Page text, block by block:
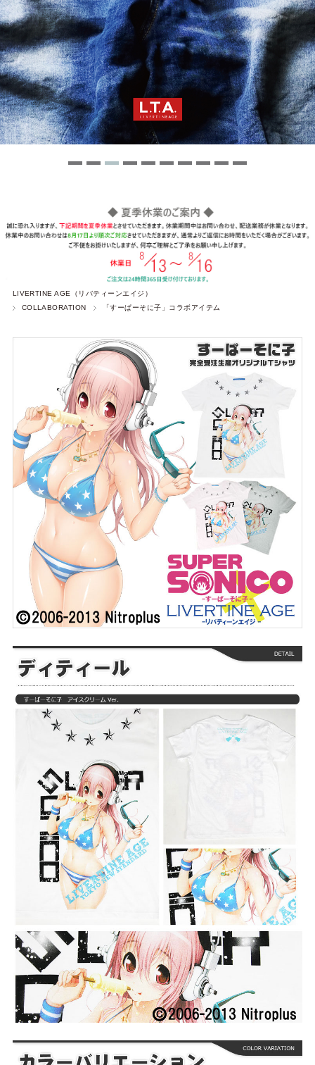
LIVERTINE AGE（リバティーンエイジ）
COLLABORATION
「すーぱーそに子」コラボアイテム